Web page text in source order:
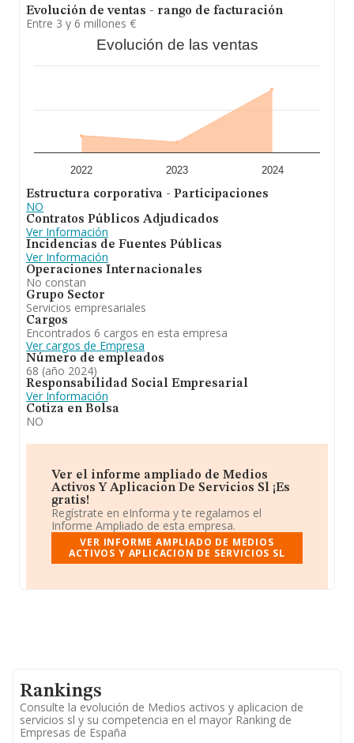
Para concluir, Medios Activos y Aplicacion de
Servicios S.Lse dedica a ampliar a: la compra-venta de
vehículos, turismos, comerciales e industriales. En el
ranking de su sector, es decir Actividades de
fiscal, ha experimentado una subida. Se ha posicionado
Evolución de ventas - rango de facturación
Entre 3 y 6 millones €
Evolución de las ventas
2022 2023 2024
Estructura corporativa - Participaciones
NO
Contratos Públicos Adjudicados
Ver Información
Incidencias de Fuentes Públicas
Ver Información
Operaciones Internacionales
No constan
Grupo Sector
Servicios empresariales
Cargos
Encontrados 6 cargos en esta empresa
Ver cargos de Empresa
Número de empleados
68 (año 2024)
Responsabilidad Social Empresarial
Ver Información
Cotiza en Bolsa
NO
Ver el informe ampliado de Medios
Activos Y Aplicacion De Servicios Sl ¡Es
gratis!
Regístrate en eInforma y te regalamos el
Informe Ampliado de esta empresa.
VER INFORME AMPLIADO DE MEDIOS
ACTIVOS Y APLICACION DE SERVICIOS SL
Rankings
Consulte la evolución de Medios activos y aplicacion de
servicios sl y su competencia en el mayor Ranking de
Empresas de España